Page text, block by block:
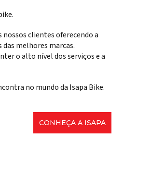
nossos clientes oferecendo a
melhores marcas.
o alto nível dos serviços e a
no mundo da Isapa Bike.
CONHEÇA A ISAPA